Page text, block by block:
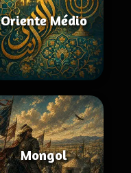
Oriente Médio
Mongol